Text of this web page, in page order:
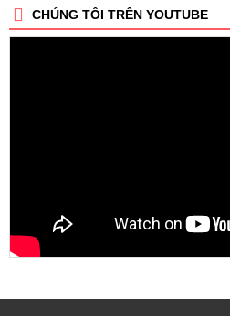
CHÚNG TÔI TRÊN YOUTUBE